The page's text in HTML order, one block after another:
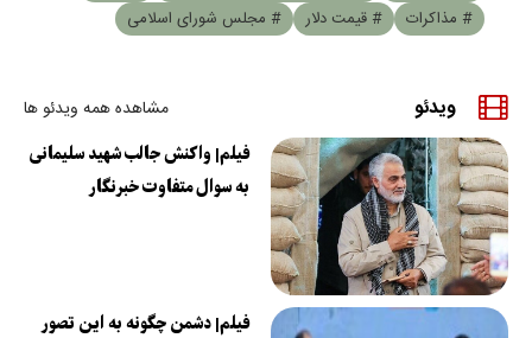
# مذاکرات
# قیمت دلار # مجلس شورای اسلامی
ویدئو مشاهده همه ویدئو ها
فیلم| واکنش جالب شهید سلیمانی
به سوال متفاوت خبرنگار
فیلم| دشمن چگونه به این تصور